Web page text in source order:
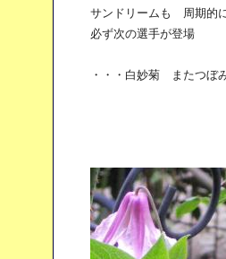
サンドリームも 周期的に
必ず次の選手が登場
・・・白妙菊 またつぼみ